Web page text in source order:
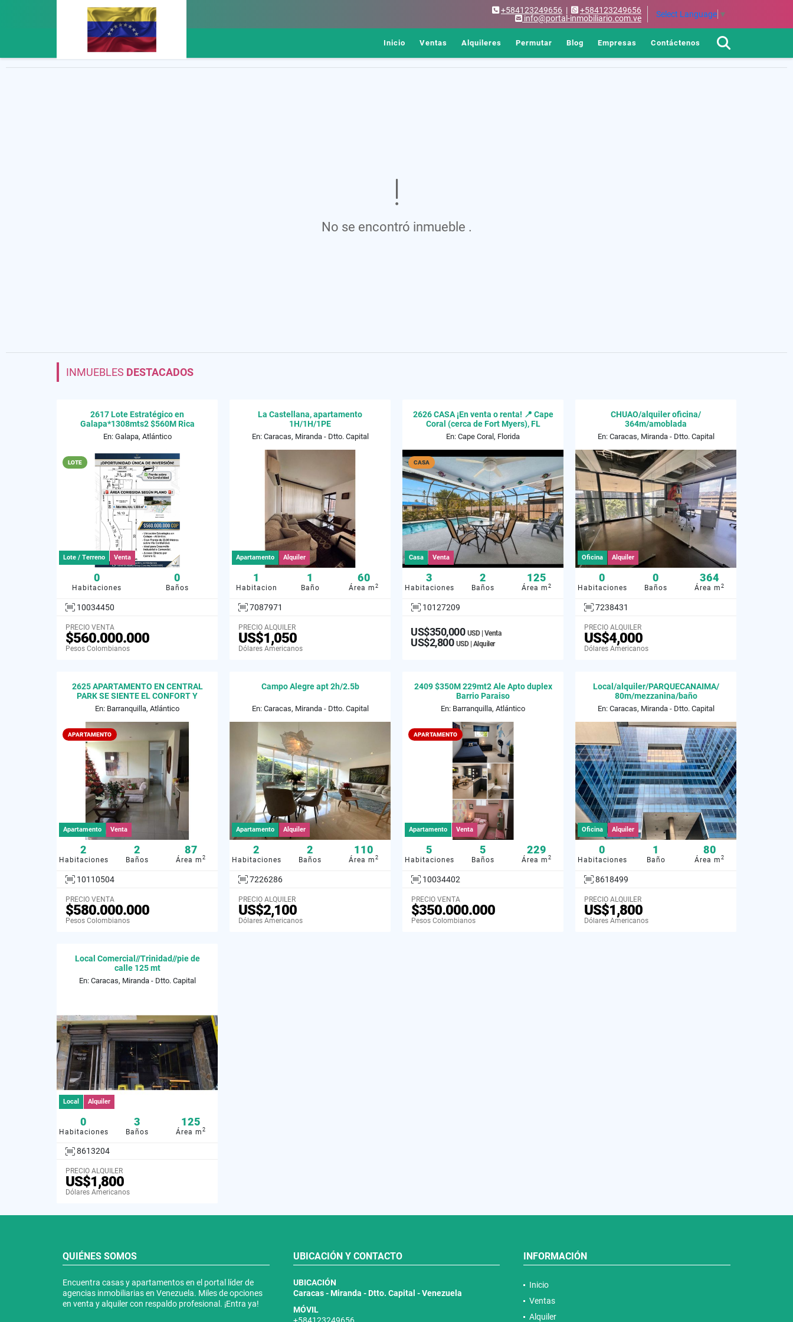
+584123249656 |
+584123249656
info@portal-inmobiliario.com.ve
Select Language ▼
Inicio Ventas Alquileres Permutar Blog Empresas Contáctenos
No se encontró inmueble .
INMUEBLES DESTACADOS
2617 Lote Estratégico en
Galapa*1308mts2 $560M Rica
En: Galapa, Atlántico
LOTE
Lote / Terreno Venta
0
Habitaciones
0
Baños
10034450
PRECIO VENTA
$560.000.000
Pesos Colombianos
La Castellana, apartamento
1H/1H/1PE
En: Caracas, Miranda - Dtto. Capital
Apartamento Alquiler
1
Habitacion
1
Baño
60
Área m 2
7087971
PRECIO ALQUILER
US$1,050
Dólares Americanos
2626 CASA ¡En venta o renta! 📍 Cape
Coral (cerca de Fort Myers), FL
En: Cape Coral, Florida
CASA
Casa Venta
3
Habitaciones
2
Baños
125
Área m 2
10127209
US$350,000 USD | Venta
US$2,800 USD | Alquiler
CHUAO/alquiler oficina/
364m/amoblada
En: Caracas, Miranda - Dtto. Capital
Oficina Alquiler
0
Habitaciones
0
Baños
364
Área m 2
7238431
PRECIO ALQUILER
US$4,000
Dólares Americanos
2625 APARTAMENTO EN CENTRAL
PARK SE SIENTE EL CONFORT Y
ELEGANCIA
En: Barranquilla, Atlántico
APARTAMENTO
Apartamento Venta
2
Habitaciones
2
Baños
87
Área m 2
10110504
PRECIO VENTA
$580.000.000
Pesos Colombianos
Campo Alegre apt 2h/2.5b
En: Caracas, Miranda - Dtto. Capital
Apartamento Alquiler
2
Habitaciones
2
Baños
110
Área m 2
7226286
PRECIO ALQUILER
US$2,100
Dólares Americanos
2409 $350M 229mt2 Ale Apto duplex
Barrio Paraiso
En: Barranquilla, Atlántico
APARTAMENTO
Apartamento Venta
5
Habitaciones
5
Baños
229
Área m 2
10034402
PRECIO VENTA
$350.000.000
Pesos Colombianos
Local/alquiler/PARQUECANAIMA/
80m/mezzanina/baño
En: Caracas, Miranda - Dtto. Capital
Oficina Alquiler
0
Habitaciones
1
Baño
80
Área m 2
8618499
PRECIO ALQUILER
US$1,800
Dólares Americanos
Local Comercial//Trinidad//pie de
calle 125 mt
En: Caracas, Miranda - Dtto. Capital
Local Alquiler
0
Habitaciones
3
Baños
125
Área m 2
8613204
PRECIO ALQUILER
US$1,800
Dólares Americanos
QUIÉNES SOMOS
Encuentra casas y apartamentos en el portal líder de
agencias inmobiliarias en Venezuela. Miles de opciones
en venta y alquiler con respaldo profesional. ¡Entra ya!
UBICACIÓN Y CONTACTO
UBICACIÓN
Caracas - Miranda - Dtto. Capital - Venezuela
MÓVIL
INFORMACIÓN
Inicio
Ventas
Alquiler